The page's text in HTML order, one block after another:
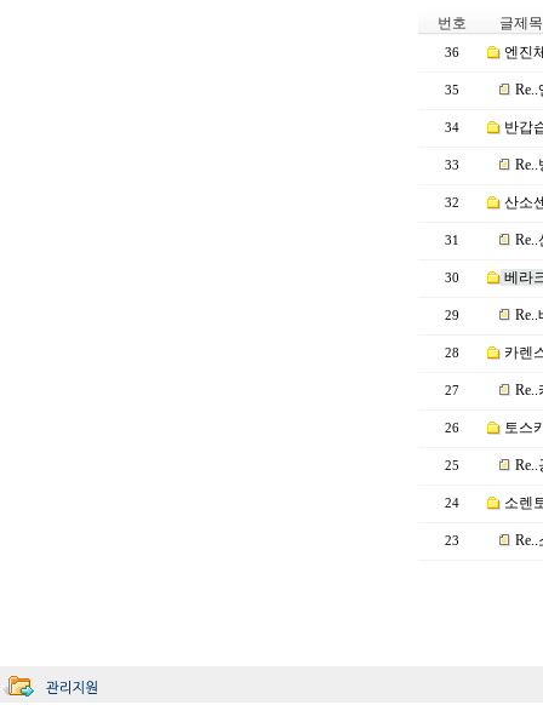
번호 글제목
36 엔진
35
34 반갑
33
32 산소
31
30 베라
29
28 카렌
27
26 토스
25
24 소렌
23